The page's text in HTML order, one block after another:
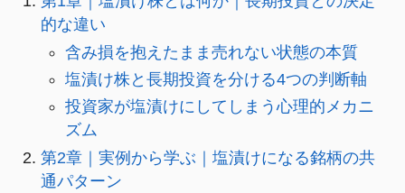
的な違い
含み損を抱えたまま売れない状態の本質
塩漬け株と長期投資を分ける4つの判断軸
投資家が塩漬けにしてしまう心理的メカニ
ズム
第2章｜実例から学ぶ｜塩漬けになる銘柄の共
通パターン